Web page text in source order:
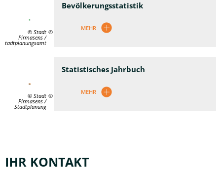
© Stadt
Pirmasens /
Stadtplanungsamt
Bevölkerungsstatistik
MEHR
© Stadt
Pirmasens /
Stadtplanung
Statistisches Jahrbuch
MEHR
IHR KONTAKT